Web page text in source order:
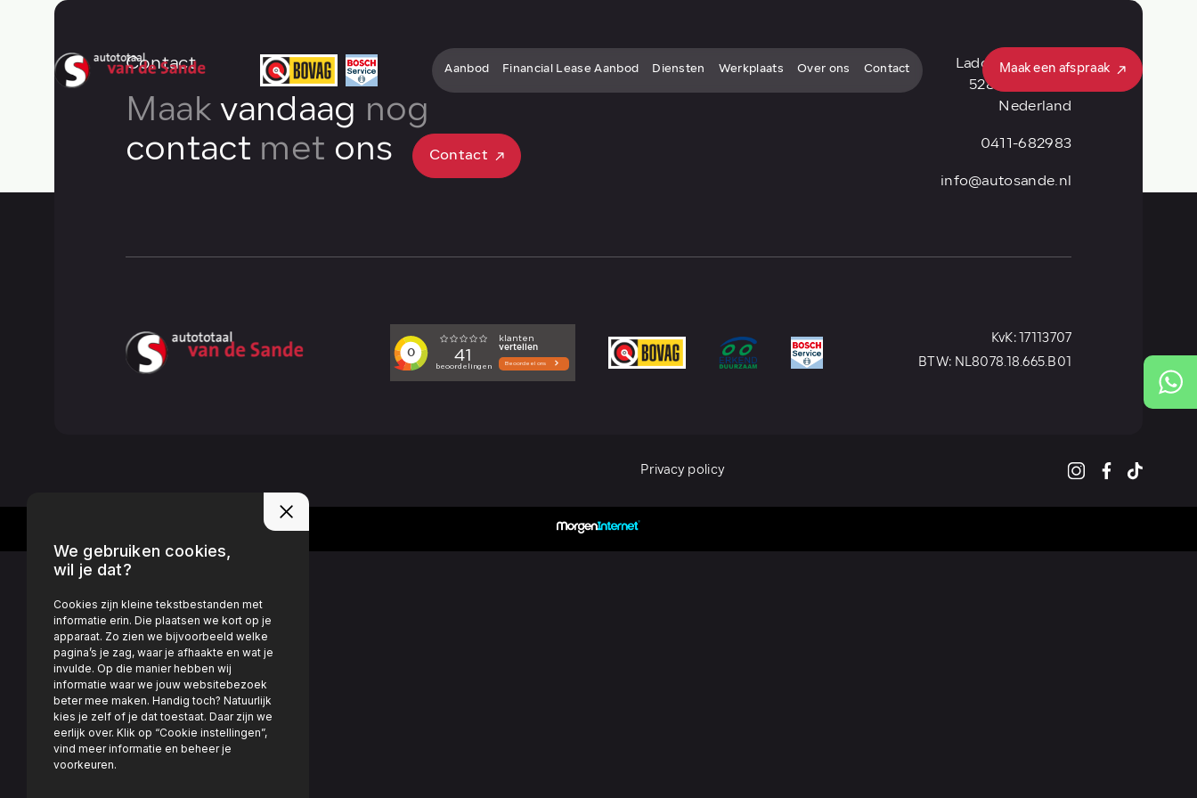
Aanbod Financial Lease Aanbod Diensten Werkplaats Over ons Contact Maak een afspraak
Maak een afspraak
Contact
Maak vandaag nog
contact met ons Contact
Ladonkseweg 22
5281RN Boxtel
Nederland
0411-682983
info@autosande.nl
KvK: 17113707
BTW: NL8078.18.665.B01
Privacy policy
We gebruiken cookies,
wil je dat?
Cookies zijn kleine tekstbestanden met
informatie erin. Die plaatsen we kort op je
apparaat. Zo zien we bijvoorbeeld welke
pagina’s je zag, waar je afhaakte en wat je
invulde. Op die manier hebben wij
informatie waar we jouw websitebezoek
beter mee maken. Handig toch? Natuurlijk
kies je zelf of je dat toestaat. Daar zijn we
eerlijk over. Klik op “Cookie instellingen”,
vind meer informatie en beheer je
voorkeuren.